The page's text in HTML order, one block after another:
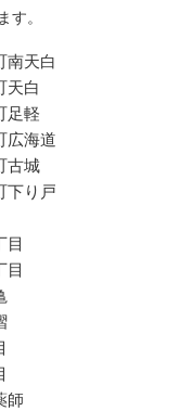
す。
南天白
天白
足軽
広海道
古城
下り戸
目
目
師